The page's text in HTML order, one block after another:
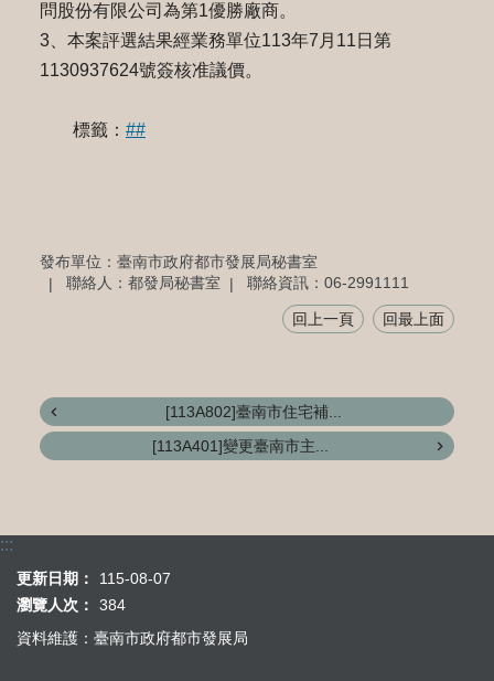
問股份有限公司為第1優勝廠商。
3、本案評選結果經業務單位113年7月11日第
1130937624號簽核准議價。
標籤： ##
發布單位：臺南市政府都市發展局秘書室
聯絡人：都發局秘書室
聯絡資訊：06-2991111
回上一頁 回最上面
[113A802]臺南市住宅補...
[113A401]變更臺南市主...
:::
更新日期：
115-08-07
瀏覽人次：
384
資料維護：臺南市政府都市發展局